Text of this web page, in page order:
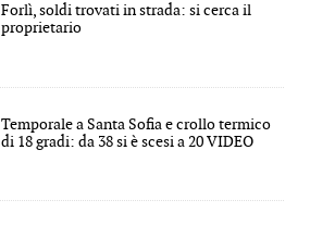
Forlì, soldi trovati in strada: si cerca il
proprietario
Temporale a Santa Sofia e crollo termico
di 18 gradi: da 38 si è scesi a 20 VIDEO